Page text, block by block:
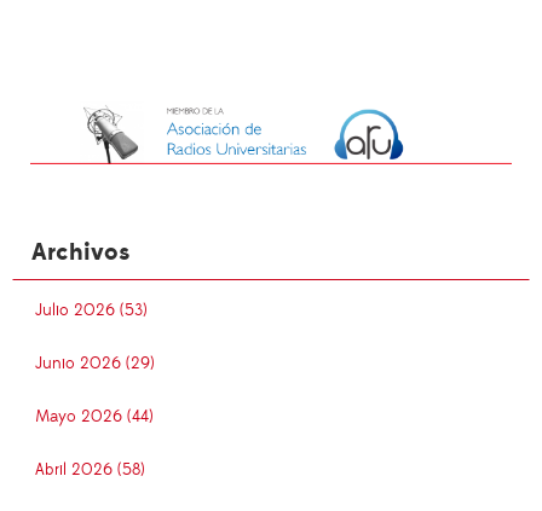
Archivos
Julio 2026 (53)
Junio 2026 (29)
Mayo 2026 (44)
Abril 2026 (58)